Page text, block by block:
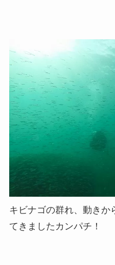
キビナゴの群れ、動きか
てきましたカンパチ！